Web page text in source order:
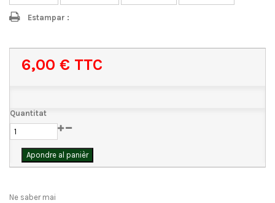
Estampar :
6,00 € TTC
Quantitat
Apondre al panièr
Ne saber mai